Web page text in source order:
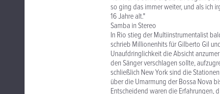
so ging das immer weiter, und als ich
16 Jahre alt."
Samba in Stereo
In Rio stieg der Multiinstrumentalist
schrieb Millionenhits für Gilberto Gil
Unaufdringlichkeit die Absicht
den Sänger verschlagen sollte,
schließlich New York sind die
über die Umarmung der Bossa Nova
Entscheidend waren die Erfahrungen,